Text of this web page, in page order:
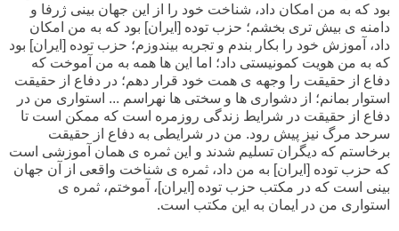
بود که به من امکان داد، شناخت خود را از این جهان بینی ژرفا و
دامنه ی بیش تری بخشم؛ حزب توده [ایران] بود که به من امکان
داد، آموزش خود را بکار بندم و تجربه بیندوزم؛ حزب توده [ایران] بود
که به من هویت کمونیستی داد؛ اما این ها همه به من آموخت که
دفاع از حقیقت را وجهه ی همت خود قرار دهم؛ در دفاع از حقیقت
استوار بمانم؛ از دشواری ها و سختی ها نهراسم ... استواری من در
دفاع از حقیقت در شرایط زندگی روزمره است که ممکن است تا
سرحد مرگ نیز پیش رود. من در شرایطی به دفاع از حقیقت
برخاستم که دیگران تسلیم شدند و این ثمره ی همان آموزشی است
که حزب توده [ایران] به من داد، ثمره ی شناخت واقعی از آن جهان
بینی است که در مکتب حزب توده [ایران]، آموختم، ثمره ی
استواری من در ایمان به این مکتب است.